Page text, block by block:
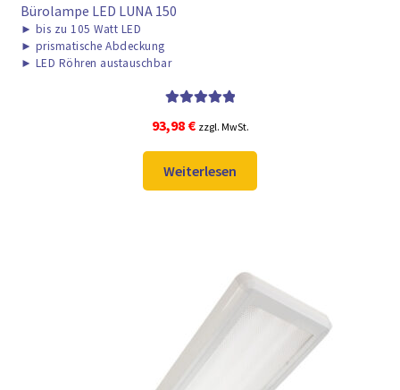
Bürolampe LED LUNA 150
► bis zu 105 Watt LED
► prismatische Abdeckung
► LED Röhren austauschbar
von 5
93,98 € zzgl. MwSt.
Weiterlesen